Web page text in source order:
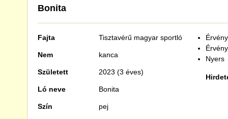
Bonita
Fajta Tisztavérű magyar sportló
Nem kanca
Született 2023 (3 éves)
Ló neve Bonita
Szín pej
Nyers